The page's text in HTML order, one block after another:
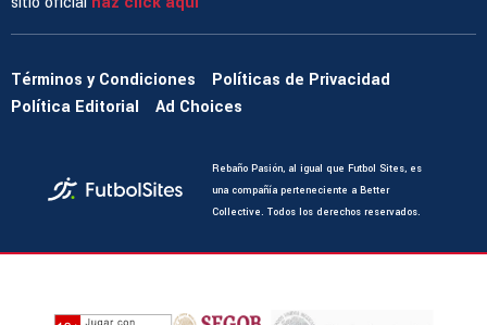
Términos y Condiciones
Políticas de Privacidad
Política Editorial
Ad Choices
Rebaño Pasión, al igual que Futbol Sites, es
una compañía perteneciente a Better
Collective. Todos los derechos reservados.